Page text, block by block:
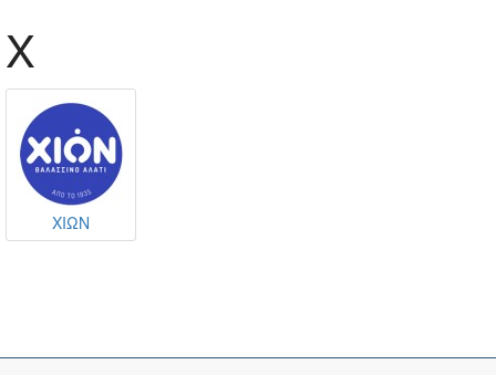
Χ
ΧΙΩΝ